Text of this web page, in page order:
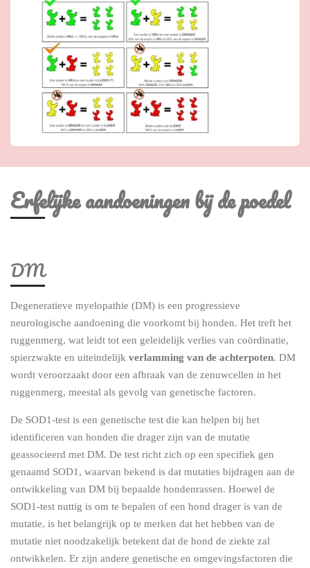
Erfelijke aandoeningen bij de poedel
DM
Degeneratieve myelopathie (DM) is een progressieve
neurologische aandoening die voorkomt bij honden. Het treft het
ruggenmerg, wat leidt tot een geleidelijk verlies van coördinatie,
spierzwakte en uiteindelijk verlamming van de achterpoten. DM
wordt veroorzaakt door een afbraak van de zenuwcellen in het
ruggenmerg, meestal als gevolg van genetische factoren.
De SOD1-test is een genetische test die kan helpen bij het
identificeren van honden die drager zijn van de mutatie
geassocieerd met DM. De test richt zich op een specifiek gen
genaamd SOD1, waarvan bekend is dat mutaties bijdragen aan de
ontwikkeling van DM bij bepaalde hondenrassen. Hoewel de
SOD1-test nuttig is om te bepalen of een hond drager is van de
mutatie, is het belangrijk op te merken dat het hebben van de
mutatie niet noodzakelijk betekent dat de hond de ziekte zal
ontwikkelen. Er zijn andere genetische en omgevingsfactoren die